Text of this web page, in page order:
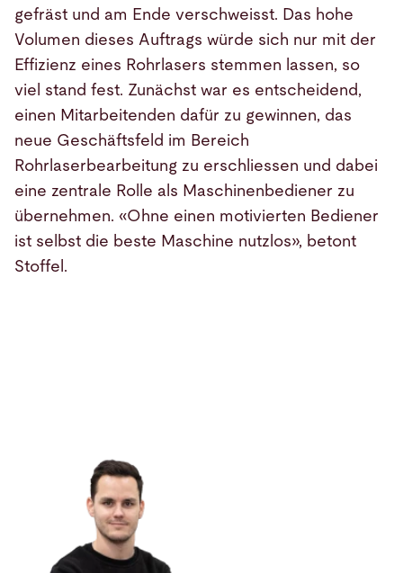
gefräst und am Ende verschweisst. Das hohe
Volumen dieses Auftrags würde sich nur mit der
Effizienz eines Rohrlasers stemmen lassen, so
viel stand fest. Zunächst war es entscheidend,
einen Mitarbeitenden dafür zu gewinnen, das
neue Geschäftsfeld im Bereich
Rohrlaserbearbeitung zu erschliessen und dabei
eine zentrale Rolle als Maschinenbediener zu
übernehmen. «Ohne einen motivierten Bediener
ist selbst die beste Maschine nutzlos», betont
Stoffel.